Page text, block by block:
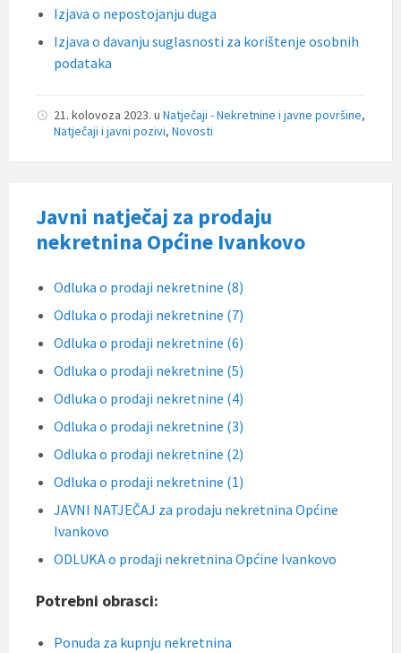
Izjava o nepostojanju duga
Izjava o davanju suglasnosti za korištenje osobnih
podataka
21. kolovoza 2023. u Natječaji - Nekretnine i javne površine,
Natječaji i javni pozivi, Novosti
Javni natječaj za prodaju
nekretnina Općine Ivankovo
Odluka o prodaji nekretnine (8)
Odluka o prodaji nekretnine (7)
Odluka o prodaji nekretnine (6)
Odluka o prodaji nekretnine (5)
Odluka o prodaji nekretnine (4)
Odluka o prodaji nekretnine (3)
Odluka o prodaji nekretnine (2)
Odluka o prodaji nekretnine (1)
JAVNI NATJEČAJ za prodaju nekretnina Općine
Ivankovo
ODLUKA o prodaji nekretnina Općine Ivankovo
Potrebni obrasci:
Ponuda za kupnju nekretnina